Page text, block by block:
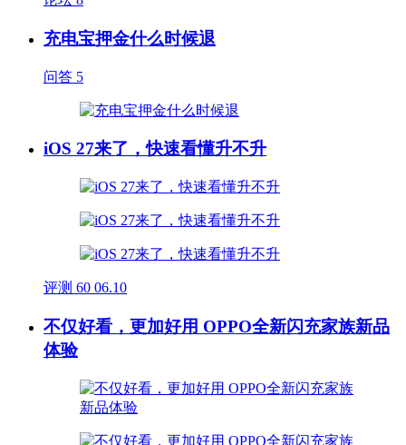
充电宝押金什么时候退
问答 5
iOS 27来了，快速看懂升不升
评测 60 06.10
不仅好看，更加好用 OPPO全新闪充家族新品
体验